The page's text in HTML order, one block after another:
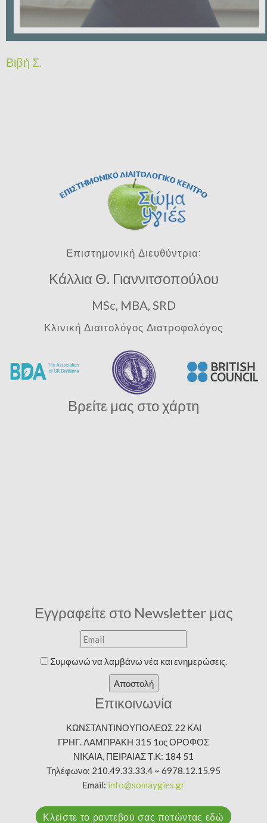
Βιβή Σ.
Επιστημονική Διευθύντρια:
Κάλλια Θ. Γιαννιτσοπούλου
MSc, MBA, SRD
Κλινική Διαιτολόγος Διατροφολόγος
Βρείτε μας στο χάρτη
Εγγραφείτε στο Newsletter μας
Συμφωνώ να λαμβάνω νέα και ενημερώσεις.
Αποστολή
Επικοινωνία
ΚΩΝΣΤΑΝΤΙΝΟΥΠΟΛΕΩΣ 22 ΚΑΙ
ΓΡΗΓ. ΛΑΜΠΡΑΚΗ 315 1ος ΟΡΟΦΟΣ
ΝΙΚΑΙΑ, ΠΕΙΡΑΙΑΣ Τ.Κ: 184 51
Τηλέφωνο: 210.49.33.33.4 ~ 6978.12.15.95
Email: info@somaygies.gr
Κλείστε το ραντεβού σας πατώντας εδώ